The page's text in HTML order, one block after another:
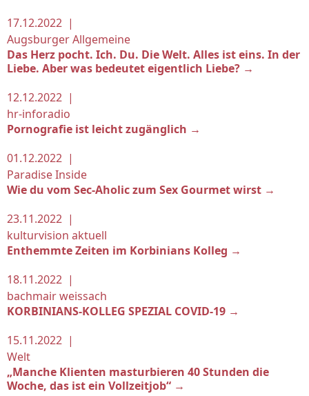
17.12.2022 |
Augsburger Allgemeine
Das Herz pocht. Ich. Du. Die Welt. Alles ist eins. In der
Liebe. Aber was bedeutet eigentlich Liebe? →
12.12.2022 |
hr-inforadio
Pornografie ist leicht zugänglich →
01.12.2022 |
Paradise Inside
Wie du vom Sec-Aholic zum Sex Gourmet wirst →
23.11.2022 |
kulturvision aktuell
Enthemmte Zeiten im Korbinians Kolleg →
18.11.2022 |
bachmair weissach
KORBINIANS-KOLLEG SPEZIAL COVID-19 →
15.11.2022 |
Welt
„Manche Klienten masturbieren 40 Stunden die
Woche, das ist ein Vollzeitjob“ →